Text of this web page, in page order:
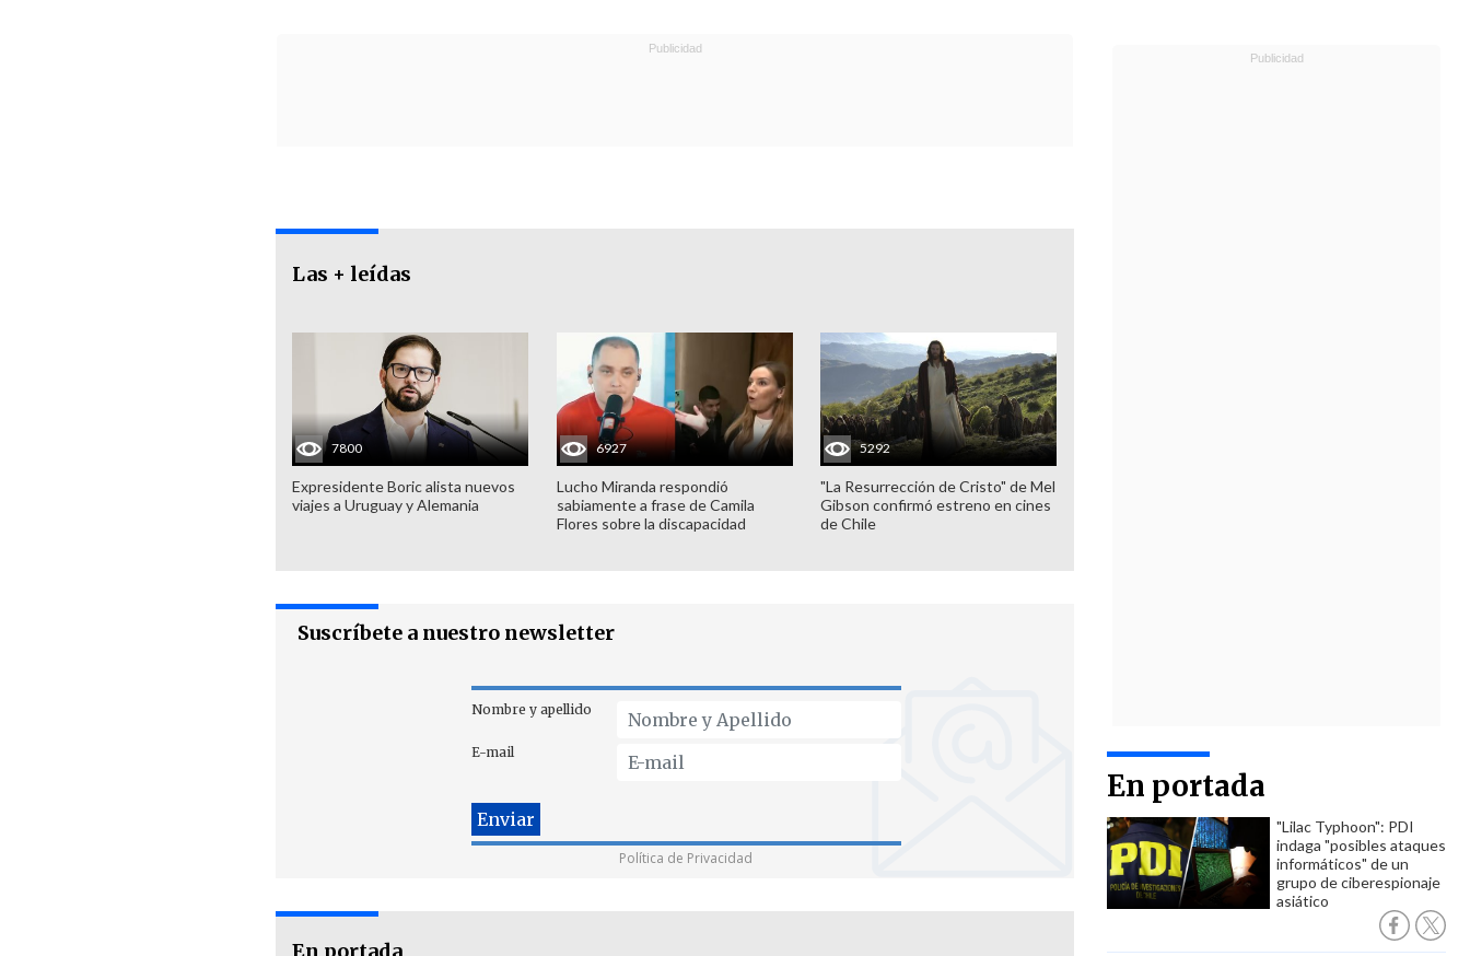
En portada
"Lilac Typhoon": PDI
indaga "posibles ataques
informáticos" de un
grupo de ciberespionaje
asiático
Las + leídas
7800
Expresidente Boric alista nuevos
viajes a Uruguay y Alemania
6927
Lucho Miranda respondió
sabiamente a frase de Camila
Flores sobre la discapacidad
5292
"La Resurrección de Cristo" de Mel
Gibson confirmó estreno en cines
de Chile
Suscríbete a nuestro newsletter
Nombre y apellido
E-mail
Política de Privacidad